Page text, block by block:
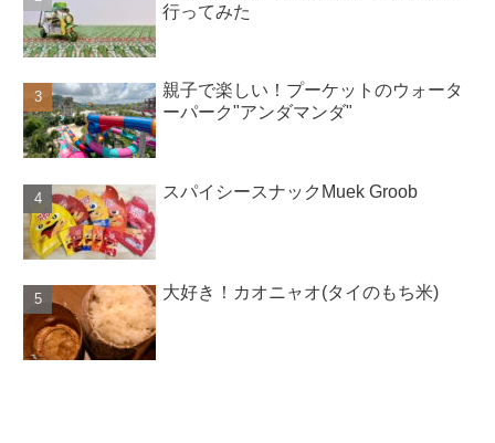
行ってみた
親子で楽しい！プーケットのウォータ
ーパーク"アンダマンダ"
スパイシースナックMuek Groob
大好き！カオニャオ(タイのもち米)